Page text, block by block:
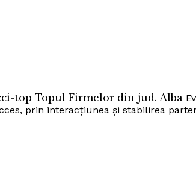
Topul Firmelor din jud. Alba
prin interacțiunea și stabilirea